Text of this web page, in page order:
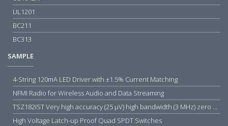
UL1201
BC211
BC313
SAMPLE
4-String 120mA LED Driver with ±1.5% Current Matching
NFMI Radio for Wireless Audio and Data Streaming
TSZ182IST Very high accuracy (25 µV) high bandwidth (3 MHz) zero drift 5 V operational amplifiers
High Voltage Latch-up Proof Quad SPDT Switches